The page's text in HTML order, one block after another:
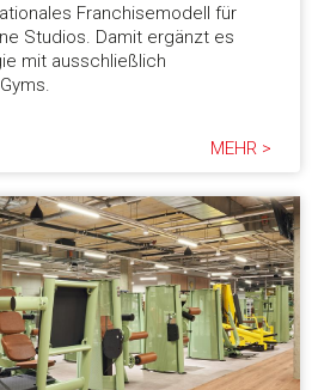
Franchisemodell für
Studios. Damit ergänzt es
mit ausschließlich
MEHR >